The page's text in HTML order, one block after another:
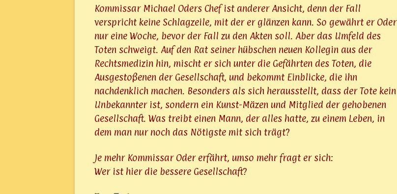
Kommissar Michael Oders Chef ist anderer Ansicht, denn der Fall
verspricht keine Schlagzeile, mit der er glänzen kann. So gewährt er Oder
nur eine Woche, bevor der Fall zu den Akten soll. Aber das Umfeld des
Toten schweigt. Auf den Rat seiner hübschen neuen Kollegin aus der
Rechtsmedizin hin, mischt er sich unter die Gefährten des Toten, die
Ausgestoßenen der Gesellschaft, und bekommt Einblicke, die ihn
nachdenklich machen. Besonders als sich herausstellt, dass der Tote kein
Unbekannter ist, sondern ein Kunst-Mäzen und Mitglied der gehobenen
Gesellschaft. Was treibt einen Mann, der alles hatte, zu einem Leben, in
dem man nur noch das Nötigste mit sich trägt?
Je mehr Kommissar Oder erfährt, umso mehr fragt er sich:
Wer ist hier die bessere Gesellschaft?